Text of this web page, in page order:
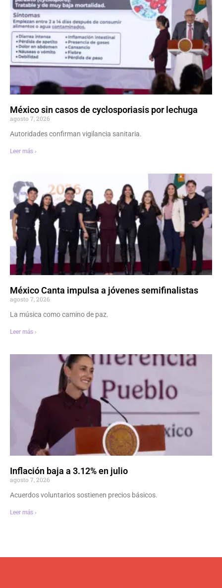
México sin casos de cyclosporiasis por lechuga
agosto 7, 2026
Autoridades confirman vigilancia sanitaria.
Leer más ›
México Canta impulsa a jóvenes semifinalistas
agosto 7, 2026
La música como camino de paz.
Leer más ›
Inflación baja a 3.12% en julio
agosto 7, 2026
Acuerdos voluntarios sostienen precios básicos.
Leer más ›